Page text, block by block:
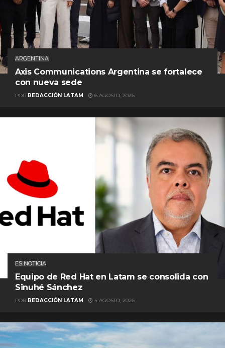
ARGENTINA
Axis Communications Argentina se fortalece
con nueva sede
POR REDACCIÓN LATAM 6 AGOSTO, 2026
ES NOTICIA
Equipo de Red Hat en Latam se consolida con
Sinuhé Sánchez
POR REDACCIÓN LATAM 4 AGOSTO, 2026